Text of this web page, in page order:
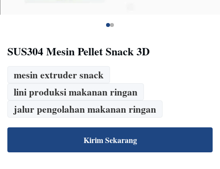
SUS304 Mesin Pellet Snack 3D
mesin extruder snack
lini produksi makanan ringan
jalur pengolahan makanan ringan
Kirim Sekarang